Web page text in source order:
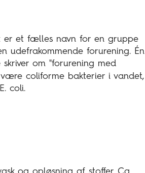
er et fælles navn for en gruppe
udefrakommende forurening. Én
om "forurening med
coliforme bakterier i vandet,
coli.